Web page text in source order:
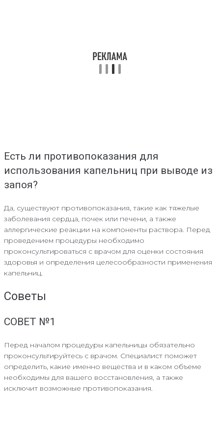
Есть ли противопоказания для
использования капельниц при выводе из
запоя?
Да, существуют противопоказания, такие как тяжелые
заболевания сердца, почек или печени, а также
аллергические реакции на компоненты раствора. Перед
проведением процедуры необходимо
проконсультироваться с врачом для оценки состояния
здоровья и определения целесообразности применения
капельниц.
Советы
СОВЕТ №1
Перед началом процедуры капельницы обязательно
проконсультируйтесь с врачом. Специалист поможет
определить, какие именно вещества и в каком объеме
необходимы для вашего восстановления, а также
исключит возможные противопоказания.